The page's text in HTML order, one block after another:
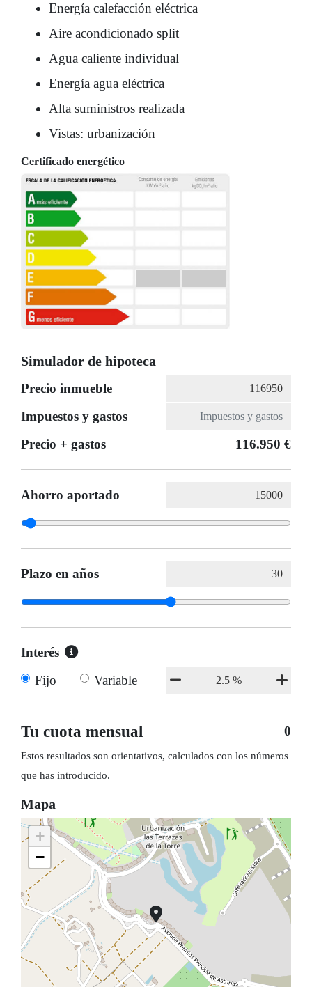
Energía calefacción eléctrica
Aire acondicionado split
Agua caliente individual
Energía agua eléctrica
Alta suministros realizada
Vistas: urbanización
Certificado energético
Simulador de hipoteca
Precio inmueble
Impuestos y gastos
Precio + gastos
116.950 €
Ahorro aportado
Plazo en años
Interés
Fijo
Variable
Tu cuota mensual 0
Estos resultados son orientativos, calculados con los números
que has introducido.
Mapa
+
−